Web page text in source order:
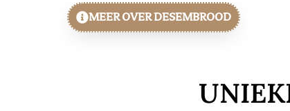
MEER OVER DESEMBROOD